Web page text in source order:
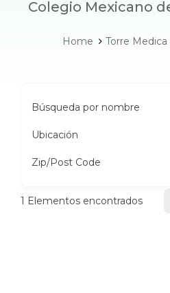
Colegio Mexicano
Home Torre
Búsqueda por nombre
Ubicación
Zip/Post Code
1 Elementos encontrados